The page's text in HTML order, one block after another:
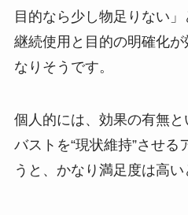
目的なら少し物足りない」
継続使用と目的の明確化
なりそうです。
個人的には、効果の有無
バストを“現状維持”させ
うと、かなり満足度は高い